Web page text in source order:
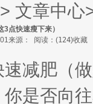
> 文章中心
点快速瘦下来）
来源： 阅读： (124)收藏
减肥（
是否向